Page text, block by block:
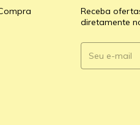
Receba
diretamente